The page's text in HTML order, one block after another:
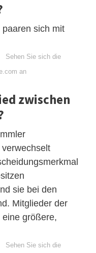
sich mit
Sehen Sie sich die
an
zwischen
sie bei den
Mitglieder der
größere,
Sehen Sie sich die